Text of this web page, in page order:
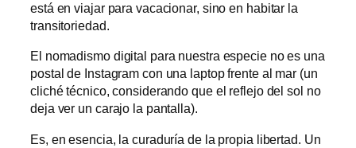
está en viajar para vacacionar, sino en habitar la
transitoriedad.
El nomadismo digital para nuestra especie no es una
postal de Instagram con una laptop frente al mar (un
cliché técnico, considerando que el reflejo del sol no
deja ver un carajo la pantalla).
Es, en esencia, la curaduría de la propia libertad. Un